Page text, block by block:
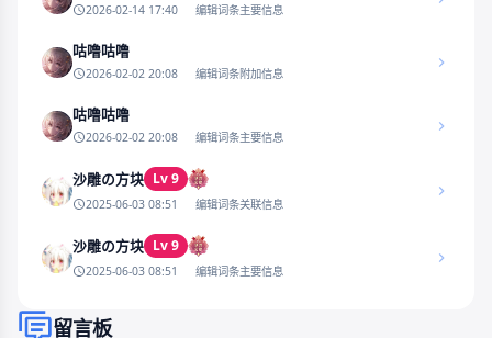
留言板
2026-02-14 17:40 编辑词条主要信息
咕噜咕噜
2026-02-02 20:08 编辑词条附加信息
咕噜咕噜
2026-02-02 20:08 编辑词条主要信息
沙雕の方块 Lv 9
2025-06-03 08:51 编辑词条关联信息
沙雕の方块 Lv 9
2025-06-03 08:51 编辑词条主要信息